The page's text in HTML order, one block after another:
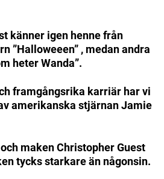
känner igen henne från
”Halloweeen” , medan andra
heter Wanda”.
framgångsrika karriär har vi
amerikanska stjärnan Jamie
maken Christopher Guest
tycks starkare än någonsin.